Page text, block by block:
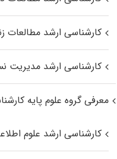
کارشناسی ارشد مطالعات
کارشناسی ارشد مدیریت
معرفی گروه علوم پایه
کارشناسی ارشد علوم